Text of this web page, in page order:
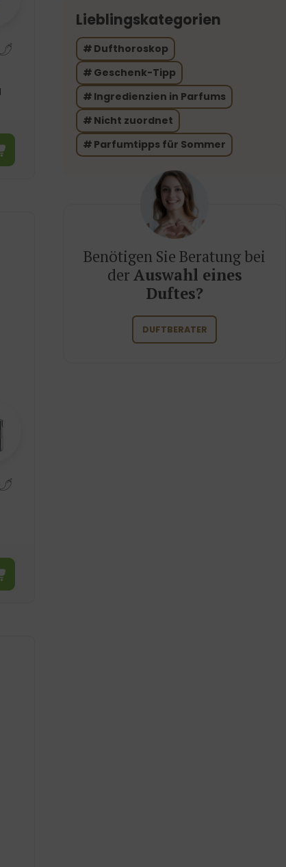
Lieblingskategorien
Dufthoroskop
Geschenk-Tipp
Ingredienzien in Parfums
Nicht zuordnet
Parfumtipps für Sommer
Benötigen Sie Beratung bei
der Auswahl eines
Duftes?
DUFTBERATER